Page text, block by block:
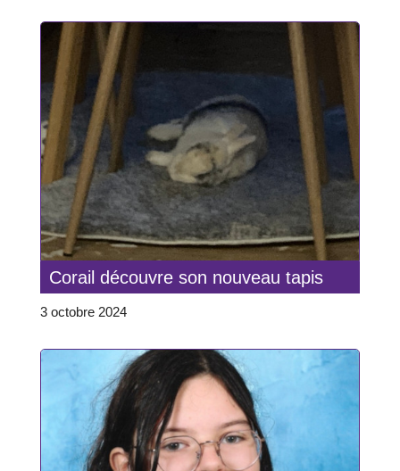
Corail découvre son nouveau tapis
3 octobre 2024